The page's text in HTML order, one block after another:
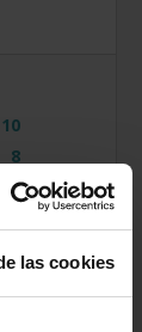
las cookies
10
8
6
5.0